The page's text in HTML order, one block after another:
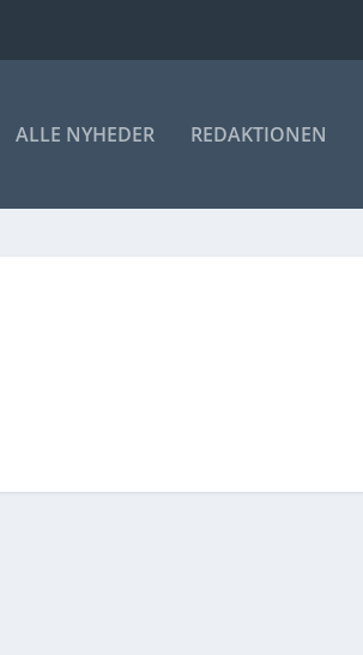
ALLE NYHEDER REDAKTIONEN